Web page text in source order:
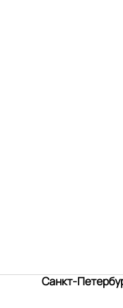
Санкт-